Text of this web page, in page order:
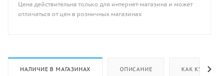
Цена действительна только для интернет-магазина и может
отличаться от цен в розничных магазинах
НАЛИЧИЕ В МАГАЗИНАХ ОПИСАНИЕ КАК КУПИТЬ